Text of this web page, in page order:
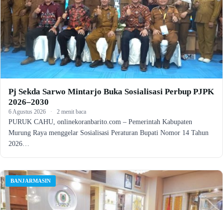
Pj Sekda Sarwo Mintarjo Buka Sosialisasi Perbup PJPK
2026–2030
6 Agustus 2026 · 2 menit baca
PURUK CAHU, onlinekoranbarito.com – Pemerintah Kabupaten
Murung Raya menggelar Sosialisasi Peraturan Bupati Nomor 14 Tahun
2026…
BANJARMASIN